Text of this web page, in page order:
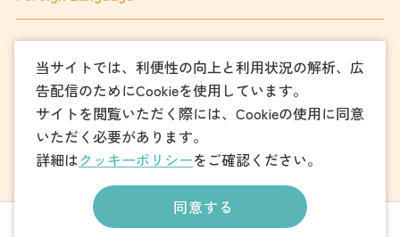
フォトダウンロード
パンフレットダウンロード
お問い合わせ
当サイトでは、利便性の向上と利用状況の解析、広
告配信のためにCookieを使用しています。
サイトを閲覧いただく際には、Cookieの使用に同意
いただく必要があります。
詳細はクッキーポリシーをご確認ください。
同意する